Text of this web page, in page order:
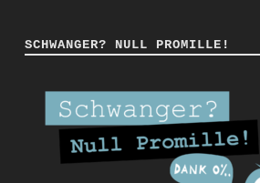
SCHWANGER? NULL PROMILLE!